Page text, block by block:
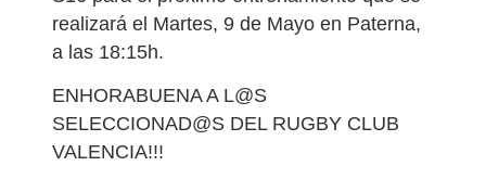
realizará el Martes, 9 de Mayo en Paterna,
a las 18:15h.
ENHORABUENA A L@S
SELECCIONAD@S DEL RUGBY CLUB
VALENCIA!!!